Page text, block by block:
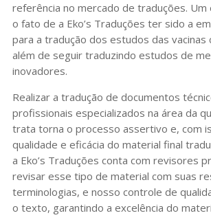
referência no mercado de traduções.
o fato de a Eko’s Traduções ter sido a
para a tradução dos estudos das vacinas
além de seguir traduzindo estudos de
inovadores.
Realizar a tradução de documentos
profissionais especializados na área da
trata torna o processo assertivo e, com
qualidade e eficácia do material final
a Eko’s Traduções conta com revisores
revisar esse tipo de material com suas
terminologias, e nosso controle de
o texto, garantindo a excelência do